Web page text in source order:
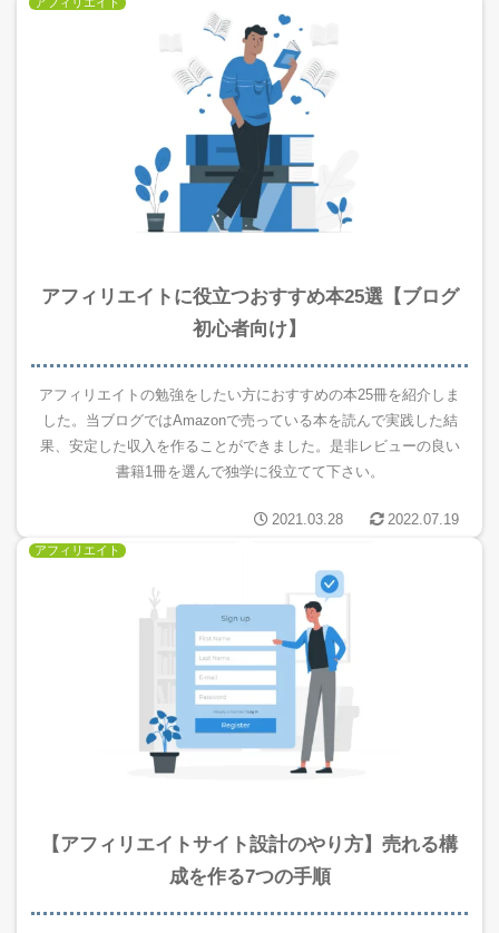
アフィリエイトに役立つおすすめ本25選【ブログ
初心者向け】
アフィリエイトの勉強をしたい方におすすめの本25冊を紹介しま
した。当ブログではAmazonで売っている本を読んで実践した結
果、安定した収入を作ることができました。是非レビューの良い
書籍1冊を選んで独学に役立てて下さい。
2021.03.28 2022.07.19
アフィリエイト
【アフィリエイトサイト設計のやり方】売れる構
成を作る7つの手順